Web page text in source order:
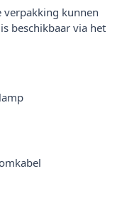
verpakking kunnen
beschikbaar via het